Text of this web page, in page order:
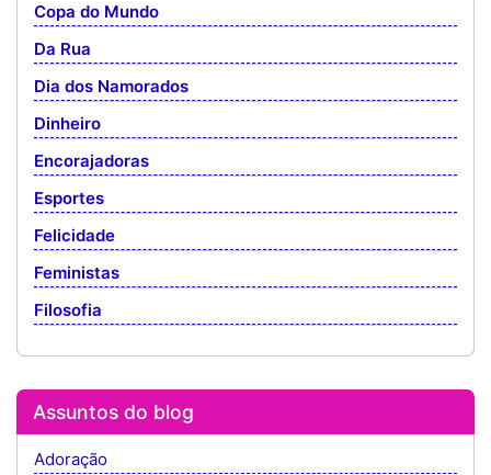
Copa do Mundo
Da Rua
Dia dos Namorados
Dinheiro
Encorajadoras
Esportes
Felicidade
Feministas
Filosofia
Assuntos do blog
Adoração